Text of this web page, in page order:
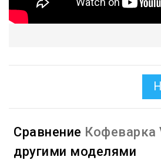
Сравнение Кофеварка
другими моделями